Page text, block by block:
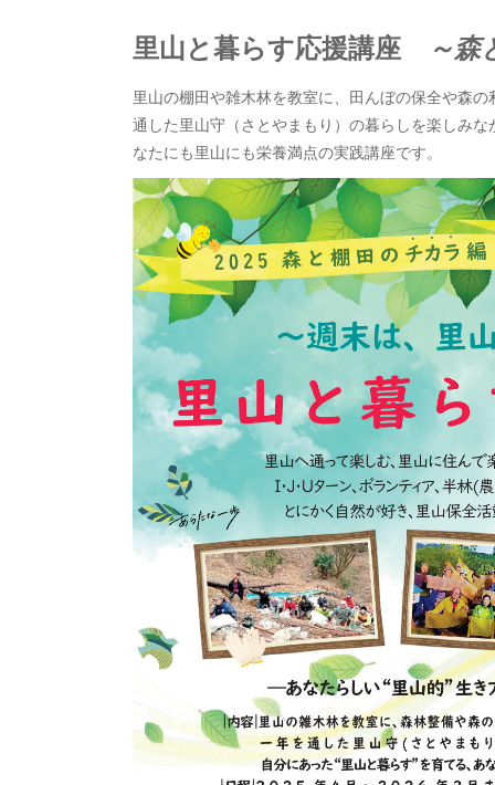
里山と暮らす応援講座 ～森
里山の棚田や雑木林を教室に、田んぼの保全や森
通した里山守（さとやまもり）の暮らしを楽しみ
なたにも里山にも栄養満点の実践講座です。